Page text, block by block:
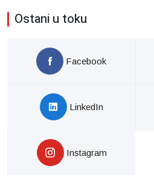
Ostani u toku
Facebook
LinkedIn
Instagram